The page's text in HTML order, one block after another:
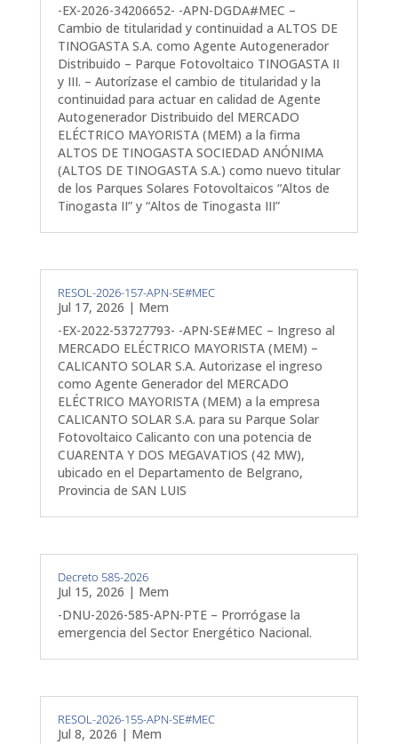
-EX-2026-34206652- -APN-DGDA#MEC –
Cambio de titularidad y continuidad a ALTOS DE
TINOGASTA S.A. como Agente Autogenerador
Distribuido – Parque Fotovoltaico TINOGASTA II
y III. – Autorízase el cambio de titularidad y la
continuidad para actuar en calidad de Agente
Autogenerador Distribuido del MERCADO
ELÉCTRICO MAYORISTA (MEM) a la firma
ALTOS DE TINOGASTA SOCIEDAD ANÓNIMA
(ALTOS DE TINOGASTA S.A.) como nuevo titular
de los Parques Solares Fotovoltaicos “Altos de
Tinogasta II” y “Altos de Tinogasta III”
RESOL-2026-157-APN-SE#MEC
Jul 17, 2026 | Mem
-EX-2022-53727793- -APN-SE#MEC – Ingreso al
MERCADO ELÉCTRICO MAYORISTA (MEM) –
CALICANTO SOLAR S.A. Autorizase el ingreso
como Agente Generador del MERCADO
ELÉCTRICO MAYORISTA (MEM) a la empresa
CALICANTO SOLAR S.A. para su Parque Solar
Fotovoltaico Calicanto con una potencia de
CUARENTA Y DOS MEGAVATIOS (42 MW),
ubicado en el Departamento de Belgrano,
Provincia de SAN LUIS
Decreto 585-2026
Jul 15, 2026 | Mem
-DNU-2026-585-APN-PTE – Prorrógase la
emergencia del Sector Energético Nacional.
RESOL-2026-155-APN-SE#MEC
Jul 8, 2026 | Mem